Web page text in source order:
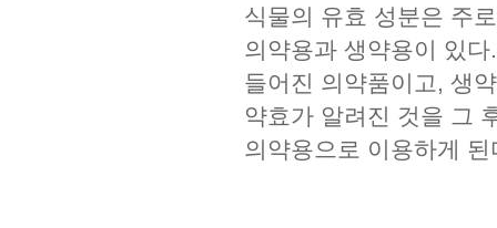
식물의 유효 성분은 주
의약용과 생약용이 있
들어진 의약품이고, 생
약효가 알려진 것을 그
의약용으로 이용하게 된